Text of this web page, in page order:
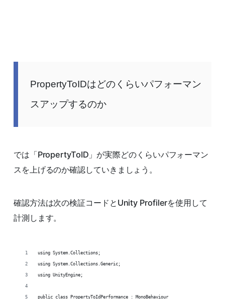
PropertyToIDはどのくらいパフォーマン
スアップするのか
では「PropertyToID」が実際どのくらいパフォーマン
スを上げるのか確認していきましょう。
確認方法は次の検証コードとUnity Profilerを使用して
計測します。